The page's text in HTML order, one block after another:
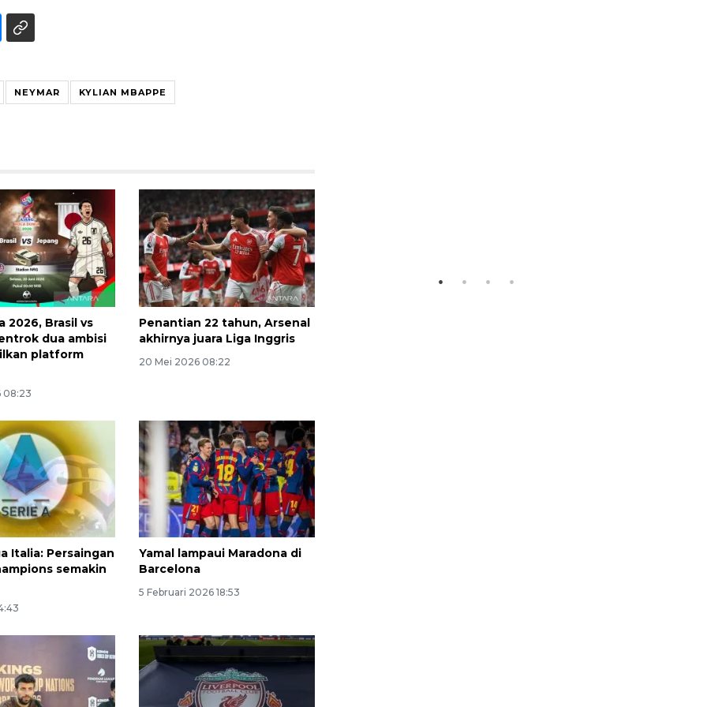
NEYMAR KYLIAN MBAPPE
2026, Brasil vs
dua ambisi
platform
08:23
Penantian 22 tahun, Arsenal
akhirnya juara Liga Inggris
20 Mei 2026 08:22
Italia: Persaingan
semakin
Yamal lampaui Maradona di
Barcelona
5 Februari 2026 18:53
Awas penipuan berbasis AI
2026-08-07 13:45:00